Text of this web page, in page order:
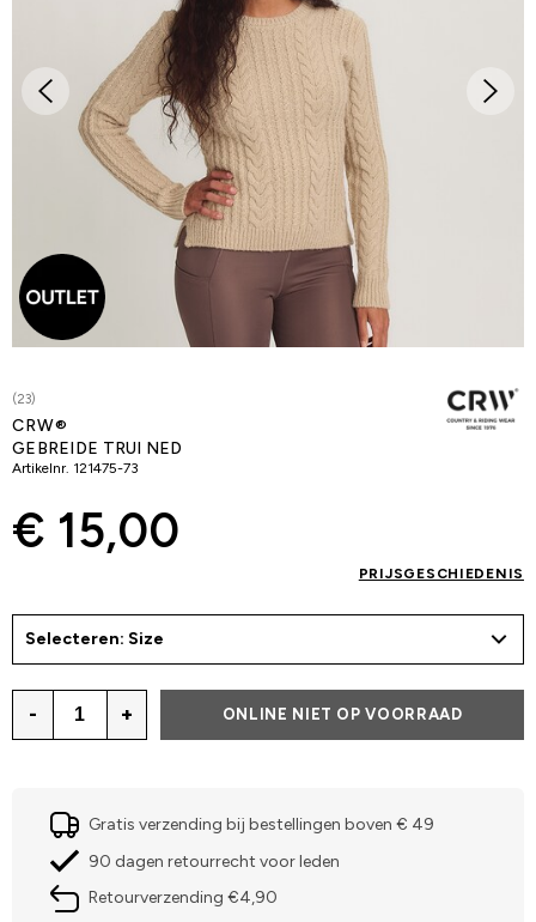
(23)
CRW®
GEBREIDE TRUI NED
Artikelnr. 121475-73
€ 15,00
PRIJSGESCHIEDENIS
Selecteren: Size
- + ONLINE NIET OP VOORRAAD
Gratis verzending bij bestellingen boven € 49
90 dagen retourrecht voor leden
Retourverzending €4,90